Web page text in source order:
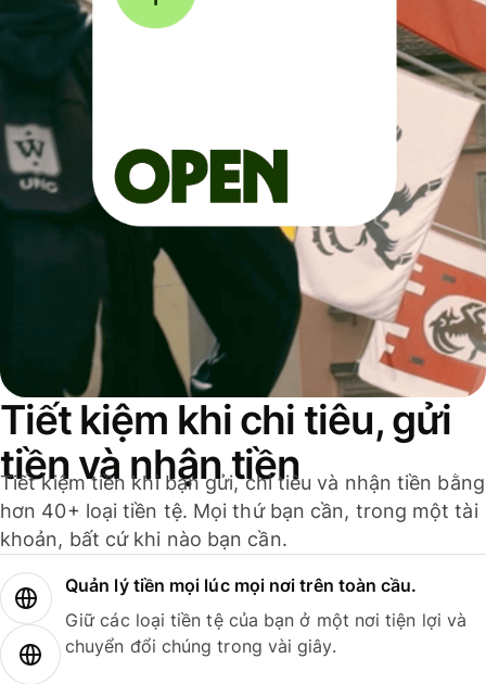
Tiết kiệm khi chi tiêu, gửi
tiền và nhận tiền
Tiết kiệm tiền khi bạn gửi, chi tiêu và nhận tiền bằng
hơn 40+ loại tiền tệ. Mọi thứ bạn cần, trong một tài
khoản, bất cứ khi nào bạn cần.
Quản lý tiền mọi lúc mọi nơi trên toàn cầu.
Giữ các loại tiền tệ của bạn ở một nơi tiện lợi và
chuyển đổi chúng trong vài giây.